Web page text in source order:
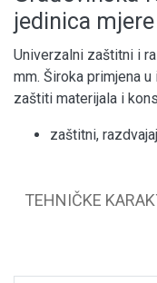
jedinica
Univerzalni zaštitni i
mm. Široka primjena
zaštiti materijala i
zaštitni,
TEHNIČKE